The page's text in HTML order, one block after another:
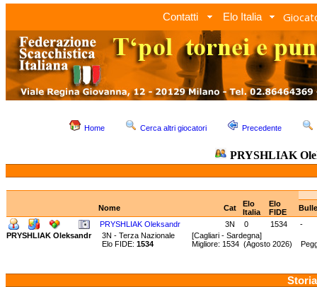
Contatti Elo Italia
Home Cerca altri giocatori Precedente
PRYSHLIAK
Nome Cat
Elo
Italia
Elo
FIDE
PRYSHLIAK Oleksandr
3N 0 1534
-
PRYSHLIAK Oleksandr
3N - Terza Nazionale [Cagliari - Sardegna]
Elo FIDE: 1534 Migliore: 1534 (Agosto 2026)